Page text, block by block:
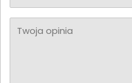
Twoja opinia